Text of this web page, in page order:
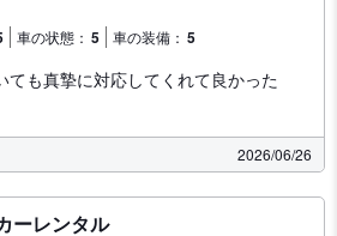
車の状態： 5 車の装備： 5
ても真摯に対応してくれて良かった
2026/06/26
ーレンタル